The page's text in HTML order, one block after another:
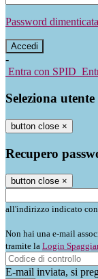
Password
-
Entra con SPID
Seleziona utente
button close ×
Recupero
button close ×
all'indirizzo indicato
Non hai una e-mail
tramite la Login
E-mail inviata, si